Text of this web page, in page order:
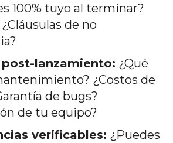
100% tuyo al terminar?
de no
lanzamiento: ¿Qué
¿Costos de
de bugs?
de tu equipo?
verificables: ¿Puedes